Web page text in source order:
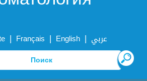
| Français | English | عربي